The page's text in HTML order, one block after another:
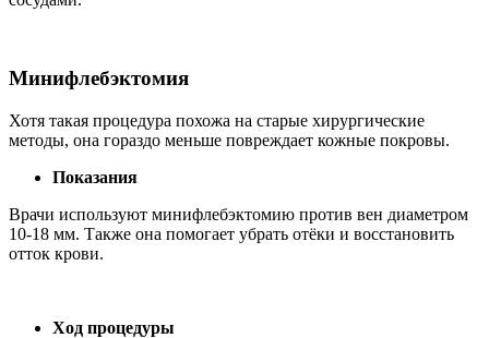
Минифлебэктомия
Хотя такая процедура похожа на старые хирургические
методы, она гораздо меньше повреждает кожные покровы.
Показания
Врачи используют минифлебэктомию против вен диаметром
10-18 мм. Также она помогает убрать отёки и восстановить
отток крови.
Ход процедуры